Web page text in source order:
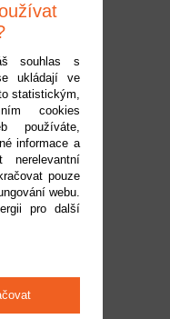
dnů
souhlas s
ukládají ve
statistickým,
cookies
používáte,
informace a
nerelevantní
pouze
webu.
pro další